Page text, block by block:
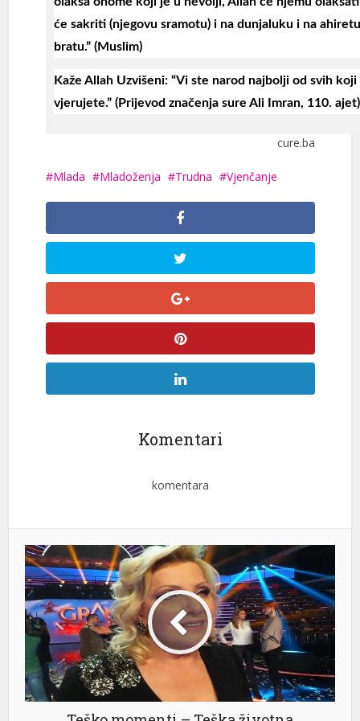
će sakriti (njegovu sramotu) i na dunjaluku i na
bratu.” (Muslim)
Kaže Allah Uzvišeni: “Vi ste narod najbolji od svih
vjerujete.” (Prijevod značenja sure Ali Imran, 110. ajet)
cure.ba
Mlada Mladoženja Trudna Vjenčanje
Komentari
komentara